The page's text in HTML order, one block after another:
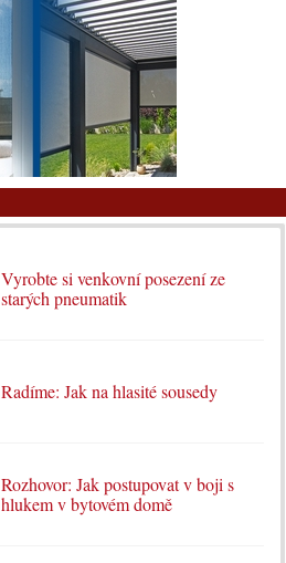
Vyrobte si venkovní posezení ze
starých pneumatik
Radíme: Jak na hlasité sousedy
Rozhovor: Jak postupovat v boji s
hlukem v bytovém domě